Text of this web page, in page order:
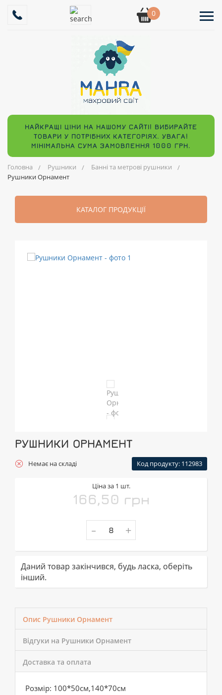
0
НАЙКРАЩІ ЦІНИ НА НАШОМУ САЙТІ! ВИБИРАЙТЕ
ТОВАРИ У ПОТРІБНИХ КАТЕГОРІЯХ. УВАГА!
МІНІМАЛЬНА СУМА ЗАМОВЛЕННЯ 1000 ГРН.
Головна Рушники
Банні та метрові рушники
Рушники Орнамент
КАТАЛОГ ПРОДУКЦІЇ
РУШНИКИ ОРНАМЕНТ
Немає на складі Код продукту: 112983
Ціна за 1 шт.
166,50 грн
- +
Даний товар закінчився, будь ласка, оберіть
інший.
Опис Рушники Орнамент
Відгуки на Рушники Орнамент
Доставка та оплата
Розмір: 100*50см,140*70см